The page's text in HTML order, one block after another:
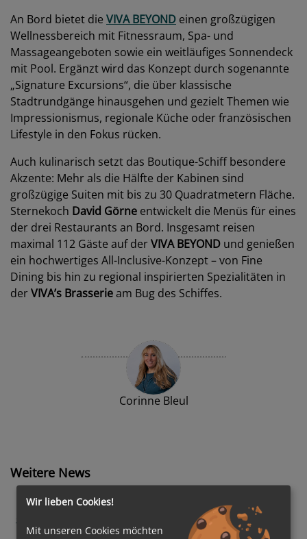
An Bord bietet die VIVA BEYOND einen großzügigen
Wellnessbereich mit Fitnessraum, Spa- und
Massageangeboten sowie ein weitläufiges Sonnendeck
mit Pool. Ergänzt wird das Konzept durch sogenannte
„Signature Excursions“, die über klassische
Stadtrundgänge hinausgehen und gezielt Themen wie
Impressionismus, regionale Küche oder französischen
Lifestyle in den Fokus rücken.
Auch kulinarisch setzt das Boutique-Schiff besondere
Akzente: Mehr als die Hälfte der Kabinen sind
großzügige Suiten mit bis zu 30 Quadratmetern Fläche.
Sternekoch David Görne entwickelt die Menüs für eines
der drei Restaurants an Bord. Insgesamt reisen
maximal 112 Gäste auf derVIVA BEYOND und genießen
ein hochwertiges All-Inclusive-Konzept – von Fine
Dining bis hin zu regional inspirierten Spezialitäten in
derVIVA’s Brasserieam Bug des Schiffes.
Corinne Bleul
Weitere News
Grüner Kurs auf See: Mein Schiff InTUItion-Klasse
erweitert die Nutzung alternativer Kraftstoffe um
Bio-LNG
Wir lieben Cookies!
Mit unseren Cookies möchten